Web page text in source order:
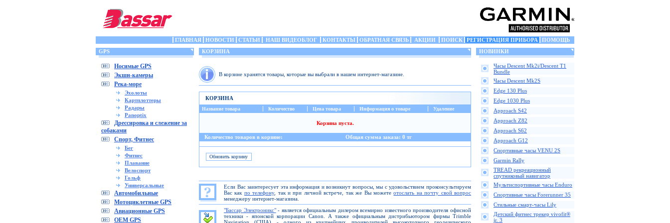
ГЛАВНАЯ НОВОСТИ СТАТЬИ НАШ ВИДЕОБЛОГ КОНТАКТЫ ОБРАТНАЯ СВЯЗЬ АКЦИИ ПОИСК РЕГИСТРАЦИЯ ПРИБОРА
ПОМОЩЬ
GPS
Носимые GPS
Экшн-камеры
Река-море
Эхолоты
Картплоттеры
Радары
Panoptix
Дрессировка и слежение за
собаками
Спорт, Фитнес
Бег
Фитнес
Плавание
Велоспорт
Гольф
Универсальные
Автомобильные
Мотоциклетные GPS
Авиационные GPS
OEM GPS
КОРЗИНА
В корзине хранятся товары, которые вы выбрали в нашем интернет-магазине.
КОРЗИНА
Название товара Количество Цена товара Информация о товаре Удаление
Корзина пуста.
Количество товаров в корзине: Общая сумма заказа: 0 тг
Если Вас заинтересует эта информация и возникнут вопросы, мы с удовольствием проконсультируем
Вас как по телефону, так и при личной встрече, так же Вы можетеотослать на почту свой вопрос
менеджеру интернет-магазина.
"Бассар Электроникс"- является официальным дилером всемирно известного производителя офисной
техники - японской корпорации Canon. А также официальным дистрибьютором фирмы Trimble
НОВИНКИ
Часы Descent Mk2i/Descent T1
Bundle
Часы Descent Mk2S
Edge 130 Plus
Edge 1030 Plus
Approach S42
Approach Z82
Approach S62
Approach G12
Спортивные часы VENU 2S
Garmin Rally
TREAD рекреационный
спутниковый навигатор
Мультиспортивные часы Enduro
Спортивные часы Forerunner 35
Стильные смарт-часы Lily
Детский фитнес трекер vivofit®
jr. 3